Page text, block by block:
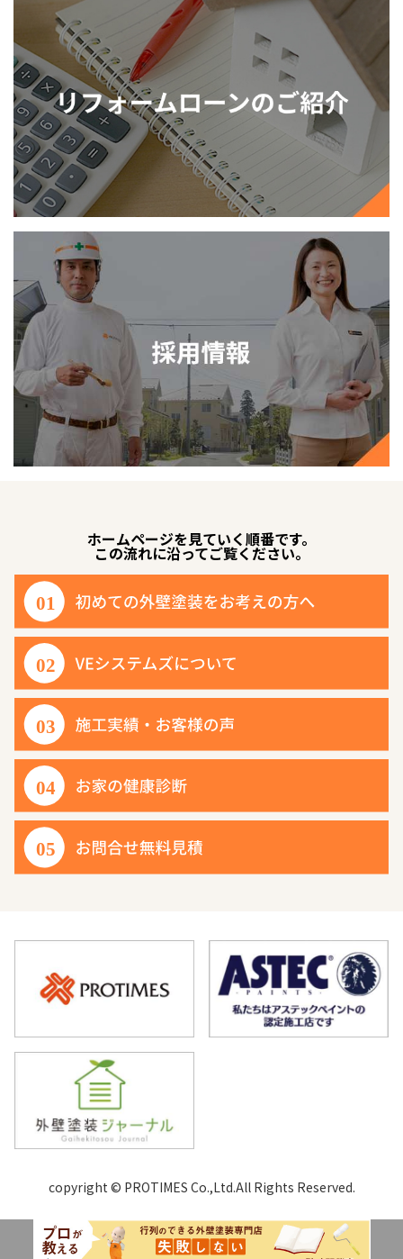
ホームページを見ていく順番です。
この流れに沿ってご覧ください。
copyright © PROTIMES Co.,Ltd.All Rights Reserved.